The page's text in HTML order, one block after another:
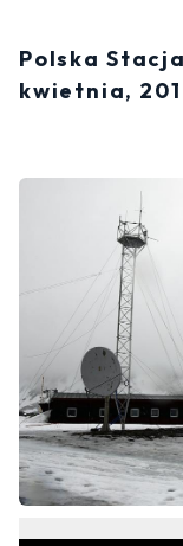
Polska
kwietnia,